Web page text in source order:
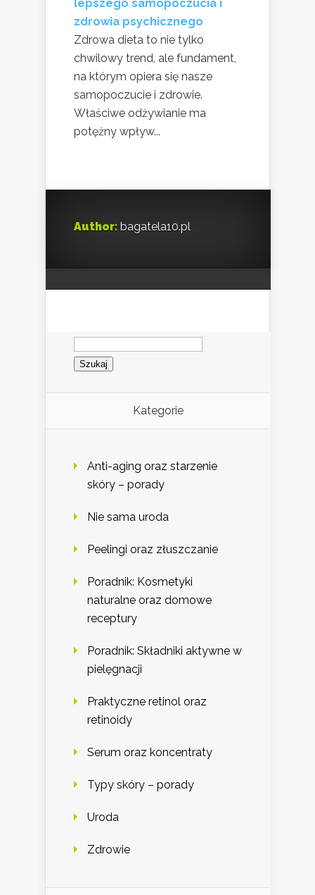
lepszego samopoczucia i
zdrowia psychicznego
Zdrowa dieta to nie tylko
chwilowy trend, ale fundament,
na którym opiera się nasze
samopoczucie i zdrowie.
Właściwe odżywianie ma
potężny wpływ...
Author: bagatela10.pl
Szukaj:
Kategorie
Anti-aging oraz starzenie
skóry – porady
Nie sama uroda
Peelingi oraz złuszczanie
Poradnik: Kosmetyki
naturalne oraz domowe
receptury
Poradnik: Składniki aktywne w
pielęgnacji
Praktyczne retinol oraz
retinoidy
Serum oraz koncentraty
Typy skóry – porady
Uroda
Zdrowie